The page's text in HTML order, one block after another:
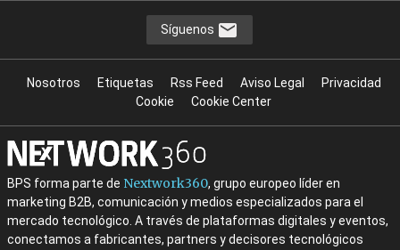
Síguenos
Nosotros Etiquetas Rss Feed Aviso Legal
Privacidad
Cookie
Cookie Center
BPS forma parte de Nextwork360, grupo europeo líder en
marketing B2B, comunicación y medios especializados para el
mercado tecnológico. A través de plataformas digitales y eventos,
conectamos a fabricantes, partners y decisores tecnológicos